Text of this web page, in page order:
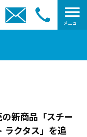
メニュー
新商品「スチー
ラクタス」を追